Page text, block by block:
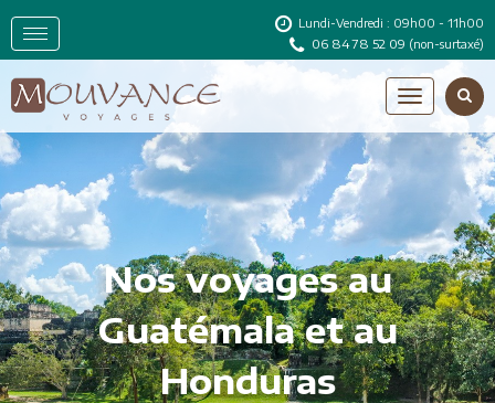
Lundi-Vendredi : 09h00 - 11h00
06 84 78 52 09 (non-surtaxé)
Nos voyages au
Guatémala et au
Honduras